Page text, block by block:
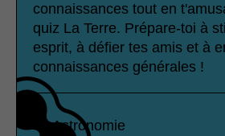
connaissances tout en
quiz La Terre. Prépare-toi à
esprit, à défier tes amis et à
connaissances générales !
Astronomie